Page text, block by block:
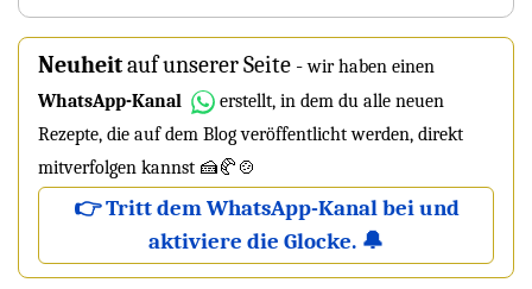
Neuheitauf unserer Seite -wir haben einen
WhatsApp-Kanal
erstellt, in dem du alle neuen
Rezepte, die auf dem Blog veröffentlicht werden, direkt
mitverfolgen kannst 🍰🥐🍲
👉 Tritt dem WhatsApp-Kanal bei und
aktiviere die Glocke. 🔔